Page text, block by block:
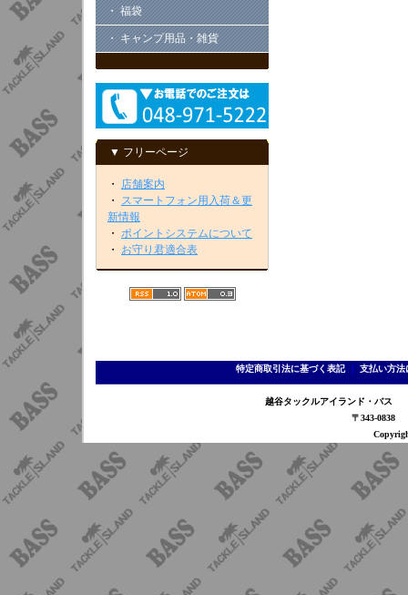
・ 福袋
・ キャンプ用品・雑貨
▼ フリーページ
・ 店舗案内
・ スマートフォン用入荷＆更
新情報
・ ポイントシステムについて
・ お守り君適合表
特定商取引法に基づく表記｜ 支払い方法
越谷タックルアイランド・バ
〒343-0838